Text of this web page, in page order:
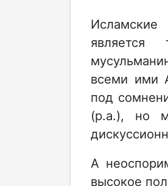
Исламские
всеми ими
под
(р.а.), но
А
высокое